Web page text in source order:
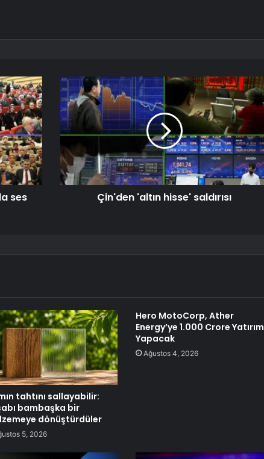
ses
Çin'den 'altın hisse' saldırısı
tahtını sallayabilir:
bambaşka bir
dönüştürdüler
5, 2026
Hero MotoCorp, Ather
Energy’ye 1.000 Crore Yatırım
Yapacak
Ağustos 4, 2026